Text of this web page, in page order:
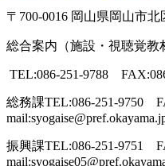
〒700-0016 岡山県岡山市
総合案内（施設・視聴覚教
TEL:086-251-9788
総務課TEL:086-251-9750
振興課TEL:086-251-9751